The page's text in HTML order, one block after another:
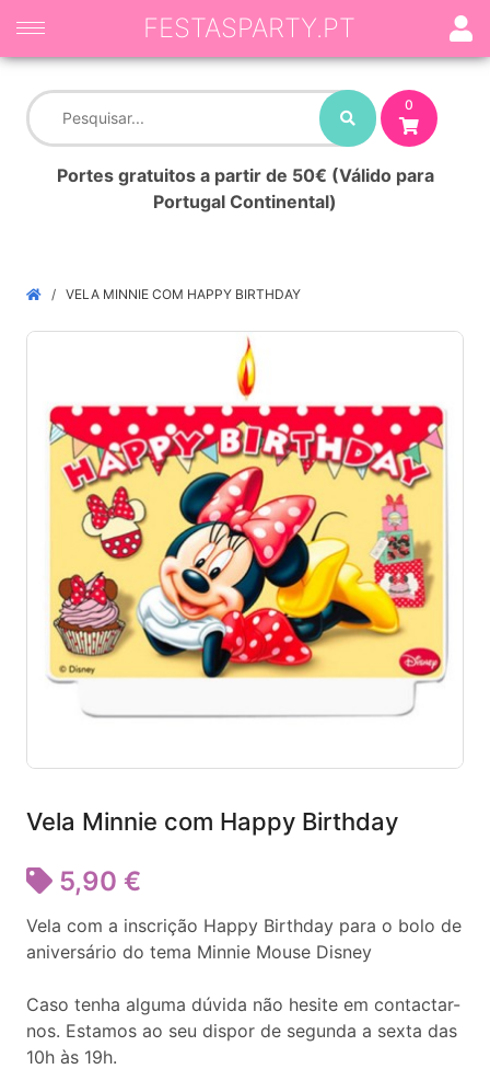
0
Portes gratuitos a partir de 50€ (Válido para
Portugal Continental)
FESTASPARTY.PT
VELA MINNIE COM HAPPY BIRTHDAY
Vela Minnie com Happy Birthday
5,90 €
Vela com a inscrição Happy Birthday para o bolo de
aniversário do tema Minnie Mouse Disney
Caso tenha alguma dúvida não hesite em contactar-
nos. Estamos ao seu dispor de segunda a sexta das
10h às 19h.